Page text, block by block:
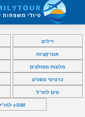
דילים
אטרקציות
מלונות מומלצים
כרטיסי ספורט
סים לחו”ל
eSIM לחו”ל